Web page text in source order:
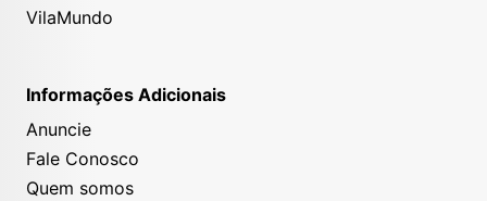
VilaMundo
Informações Adicionais
Anuncie
Fale Conosco
Quem somos